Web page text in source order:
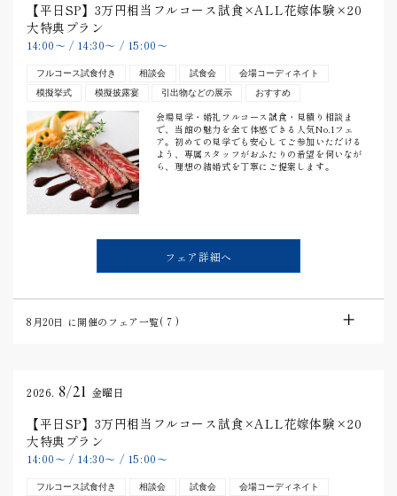
【平日SP】3万円相当フルコース試食×ALL花嫁体験×20
大特典プラン
14:00〜/ 14:30〜 / 15:00〜
フルコース試食付き 相談会 試食会
会場コーディネイト
模擬挙式
模擬披露宴 引出物などの展示 おすすめ
会場見学・婚礼フルコース試食・見積り相談ま
で、当館の魅力を全て体感できる人気No.1フェ
ア。初めての見学でも安心してご参加いただける
よう、専属スタッフがおふたりの希望を伺いなが
ら、理想の結婚式を丁寧にご提案します。
フェア詳細へ
8月20日 に開催のフェア一覧(7 )
2026. 8/21 金曜日
【平日SP】3万円相当フルコース試食×ALL花嫁体験×20
大特典プラン
14:00〜 / 14:30〜 / 15:00〜
フルコース試食付き 相談会 試食会
会場コーディネイト